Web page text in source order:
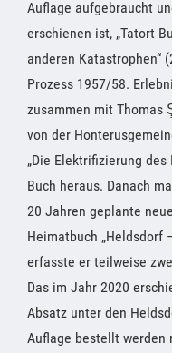
Auflage aufgebraucht
erschienen ist, „Tatort
anderen Katastrophen“
Prozess 1957/58.
zusammen mit Thomas
von der
„Die Elektrifizierung
Buch heraus. Danach
20 Jahren geplante
Heimatbuch „Heldsdorf
erfasste er teilweise
Das im Jahr 2020
Absatz unter den
Auflage bestellt werden